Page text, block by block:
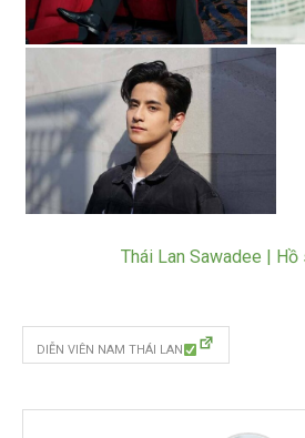
Thái Lan Sawadee |
DIỄN VIÊN NAM THÁI LAN